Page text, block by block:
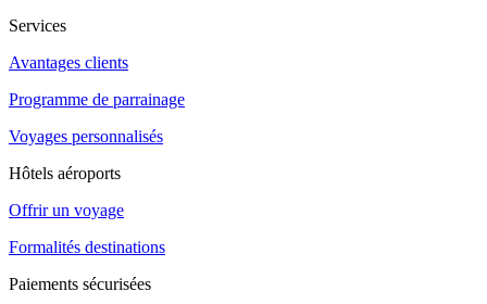
Services
Avantages clients
Programme de parrainage
Voyages personnalisés
Hôtels aéroports
Offrir un voyage
Formalités destinations
Paiements sécurisées